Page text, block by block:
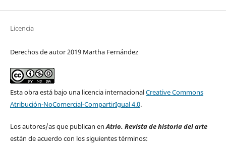
Licencia
Derechos de autor 2019 Martha Fernández
Esta obra está bajo una licencia internacionalCreative Commons
Atribución-NoComercial-CompartirIgual 4.0.
Los autores/as que publican enAtrio. Revista de historia del arte
están de acuerdo con los siguientes términos: